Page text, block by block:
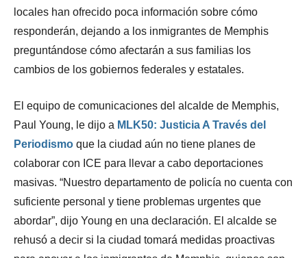
locales han ofrecido poca información sobre cómo
responderán, dejando a los inmigrantes de Memphis
preguntándose cómo afectarán a sus familias los
cambios de los gobiernos federales y estatales.
El equipo de comunicaciones del alcalde de Memphis,
Paul Young, le dijo a MLK50: Justicia A Través del
Periodismo que la ciudad aún no tiene planes de
colaborar con ICE para llevar a cabo deportaciones
masivas. “Nuestro departamento de policía no cuenta con
suficiente personal y tiene problemas urgentes que
abordar”, dijo Young en una declaración. El alcalde se
rehusó a decir si la ciudad tomará medidas proactivas